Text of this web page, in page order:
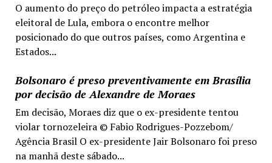
O aumento do preço do petróleo impacta a estratégia
eleitoral de Lula, embora o encontre melhor
posicionado do que outros países, como Argentina e
Estados...
Bolsonaro é preso preventivamente em Brasília
por decisão de Alexandre de Moraes
Em decisão, Moraes diz que o ex-presidente tentou
violar tornozeleira © Fabio Rodrigues-Pozzebom/
Agência Brasil O ex-presidente Jair Bolsonaro foi preso
na manhã deste sábado...